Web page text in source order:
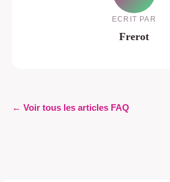
ECRIT PAR
Frerot
← Voir tous les articles FAQ